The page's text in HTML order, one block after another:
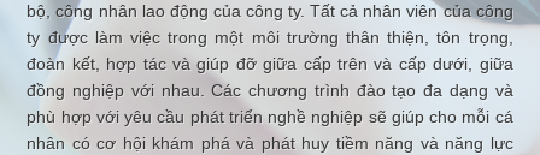
bộ, công nhân lao động của công ty. Tất cả nhân viên của công
ty được làm việc trong một môi trường thân thiện, tôn trọng,
đoàn kết, hợp tác và giúp đỡ giữa cấp trên và cấp dưới, giữa
đồng nghiệp với nhau. Các chương trình đào tạo đa dạng và
phù hợp với yêu cầu phát triển nghề nghiệp sẽ giúp cho mỗi cá
nhân có cơ hội khám phá và phát huy tiềm năng và năng lực